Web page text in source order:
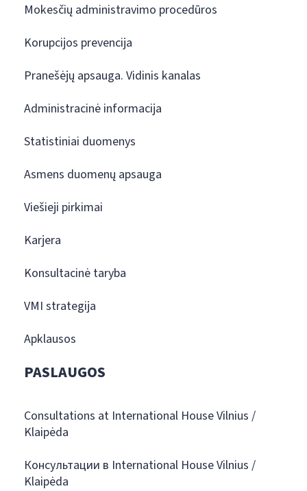
Mokesčių administravimo procedūros
Korupcijos prevencija
Pranešėjų apsauga. Vidinis kanalas
Administracinė informacija
Statistiniai duomenys
Asmens duomenų apsauga
Viešieji pirkimai
Karjera
Konsultacinė taryba
VMI strategija
Apklausos
PASLAUGOS
Consultations at International House Vilnius /
Klaipėda
Консультации в International House Vilnius /
Klaipėda